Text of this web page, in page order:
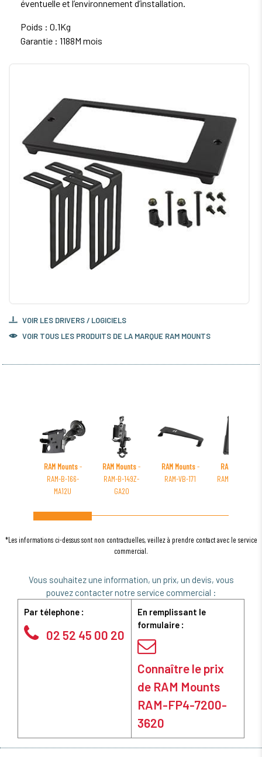
VOIR LES DRIVERS / LOGICIELS
VOIR TOUS LES PRODUITS DE LA MARQUE RAM MOUNTS
éventuelle et l’environnement d’installation.
Poids : 0.1Kg
Garantie : 1188M mois
RAM Mounts-
RAM-B-166-
MA12U
RAM Mounts-
RAM-B-149Z-
GA20
RAM Mounts-
RAM-VB-171
RAM Mounts
RAM-GDS-SKIN-
*Les informations ci-dessus sont non contractuelles, veillez à prendre contact avec le service
commercial.
Vous souhaitez une information, un prix, un devis, vous
pouvez contacter notre service commercial :
Par télephone :
02 52 45 00 20
En remplissant le
formulaire :
Connaître le prix
de RAM Mounts
RAM-FP4-7200-
3620